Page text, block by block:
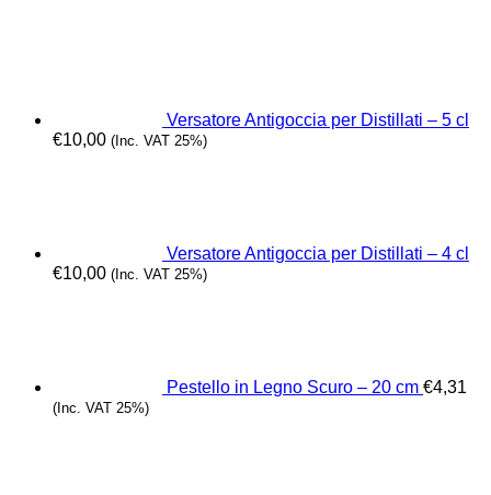
Versatore Antigoccia per Distillati – 5 cl
€10,00 (Inc. VAT 25%)
Versatore Antigoccia per Distillati – 4 cl
€10,00 (Inc. VAT 25%)
Pestello in Legno Scuro – 20 cm €4,31
(Inc. VAT 25%)